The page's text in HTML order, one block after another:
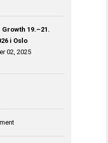
Growth 19.–21.
i Oslo
02, 2025